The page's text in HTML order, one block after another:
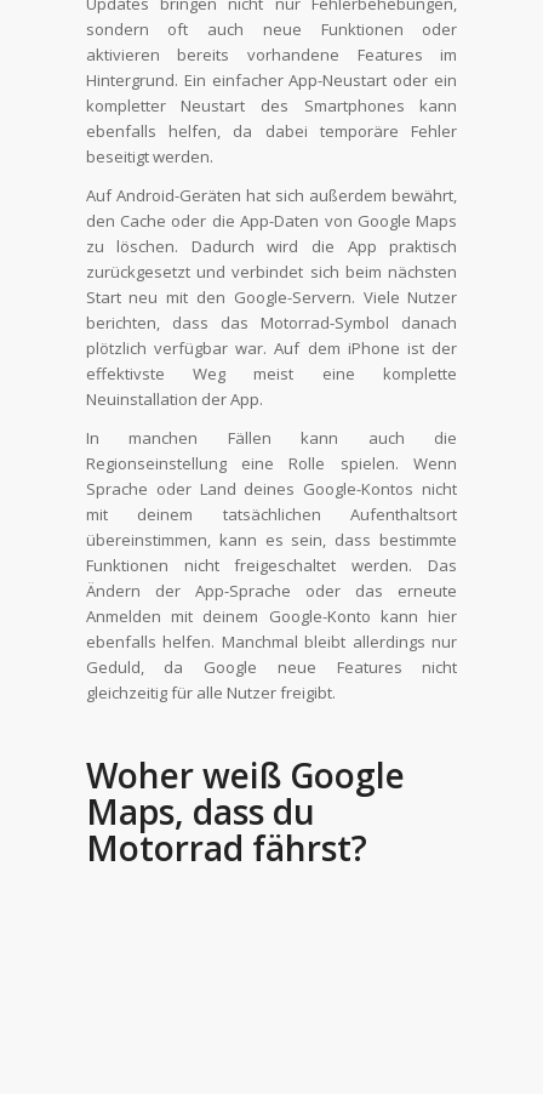
sondern oft auch neue Funktionen oder
aktivieren bereits vorhandene Features im
Hintergrund. Ein einfacher App-Neustart oder ein
kompletter Neustart des Smartphones kann
ebenfalls helfen, da dabei temporäre Fehler
beseitigt werden.
Auf Android-Geräten hat sich außerdem bewährt,
den Cache oder die App-Daten von Google Maps
zu löschen. Dadurch wird die App praktisch
zurückgesetzt und verbindet sich beim nächsten
Start neu mit den Google-Servern. Viele Nutzer
berichten, dass das Motorrad-Symbol danach
plötzlich verfügbar war. Auf dem iPhone ist der
effektivste Weg meist eine komplette
Neuinstallation der App.
In manchen Fällen kann auch die
Regionseinstellung eine Rolle spielen. Wenn
Sprache oder Land deines Google-Kontos nicht
mit deinem tatsächlichen Aufenthaltsort
übereinstimmen, kann es sein, dass bestimmte
Funktionen nicht freigeschaltet werden. Das
Ändern der App-Sprache oder das erneute
Anmelden mit deinem Google-Konto kann hier
ebenfalls helfen. Manchmal bleibt allerdings nur
Geduld, da Google neue Features nicht
gleichzeitig für alle Nutzer freigibt.
Woher weiß Google
Maps, dass du
Motorrad fährst?